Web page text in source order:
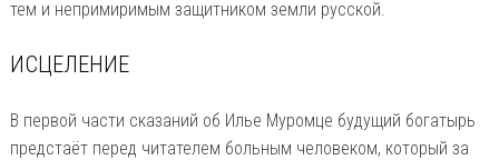
тем и непримиримым защитником земли русской.
ИСЦЕЛЕНИЕ
В первой части сказаний об Илье Муромце будущий богатырь
предстаёт перед читателем больным человеком, который за